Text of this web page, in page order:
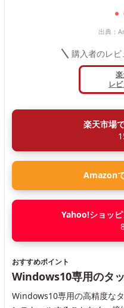
出典：
購入者のレビ
レ
楽天市場
Amazon
Yahoo!ショッ
おすすめポイント
Windows10専用のタ
Windows10専用の高精度な